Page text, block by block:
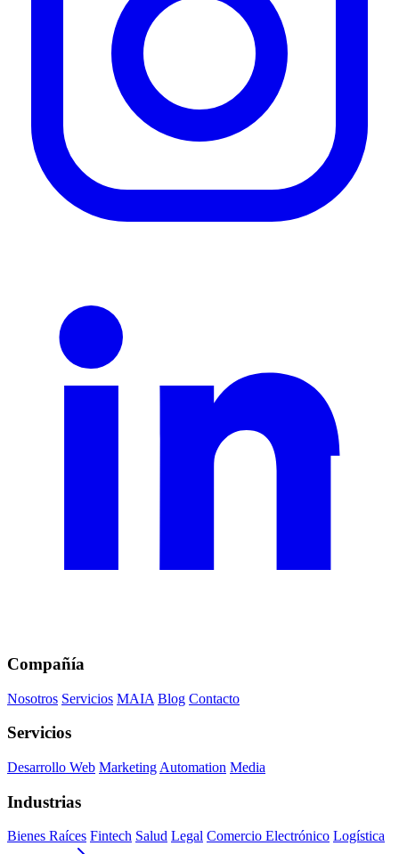
Compañía
Nosotros Servicios MAIA Blog Contacto
Servicios
Desarrollo Web Marketing Automation Media
Industrias
Bienes Raíces Fintech Salud Legal Comercio Electrónico Logística